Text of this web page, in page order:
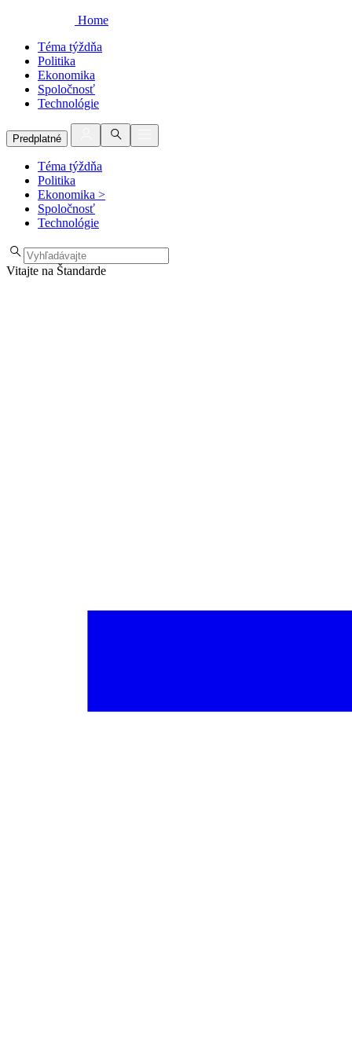
Home
Téma týždňa
Politika
Ekonomika
Spoločnosť
Technológie
Predplatné
Téma týždňa
Politika
Ekonomika >
Spoločnosť
Technológie
Vitajte na Štandarde